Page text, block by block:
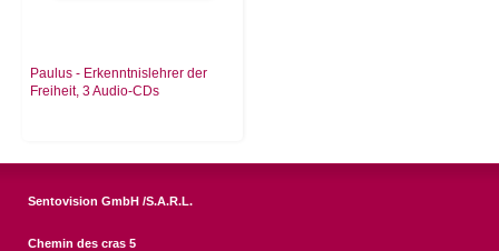
Paulus - Erkenntnislehrer der
Freiheit, 3 Audio-CDs
Sentovision GmbH /S.A.R.L.
Chemin des cras 5